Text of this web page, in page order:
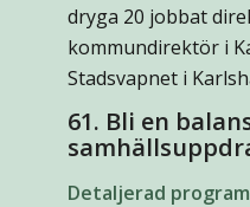
dryga 20 jobbat
kommundirektör i
Stadsvapnet i
61. Bli en
Detaljerad